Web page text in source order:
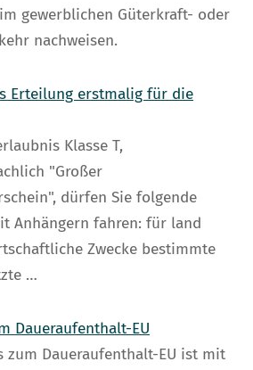
gewerblichen Güterkraft- oder
nachweisen.
Erteilung erstmalig für die
Klasse T,
"Großer
dürfen Sie folgende
Anhängern fahren: für land
Zwecke bestimmte
…
Daueraufenthalt-EU
zum Daueraufenthalt-EU ist mit